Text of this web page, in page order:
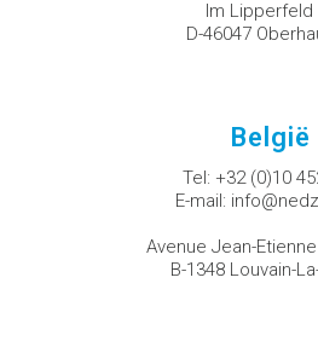
Im Lipperfeld
D-46047
België
Tel: +32 (0)10
E-mail:
Avenue Jean-
B-1348 Louvain-